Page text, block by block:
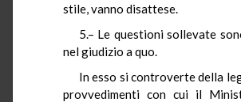
stile, vanno disattese.
5.– Le questioni sollevate
nel giudizio a quo.
In esso si controverte della
provvedimenti con cui il